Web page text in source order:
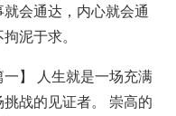
会通达，内心就会通
泥于求。
】 人生就是一场充满
战的见证者。 崇高的